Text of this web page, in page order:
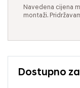
Navedena cijena
montaži.
Dostupno